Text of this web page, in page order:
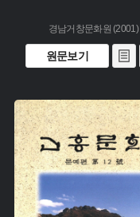
경남거창문화원 (2001)
원문보기
주제 :
유형 :
발행 :
생산 :
소장 :